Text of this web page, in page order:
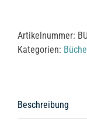
Weg
zur
Artikelnummer:
Kategorien:
Beschreibung